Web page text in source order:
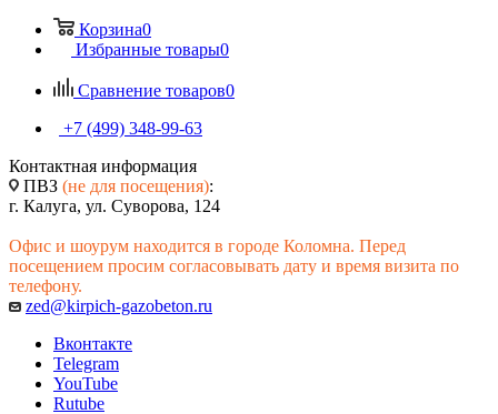
Корзина0
Избранные товары0
Сравнение товаров0
+7 (499) 348-99-63
Контактная информация
ПВЗ (не для посещения):
г. Калуга, ул. Суворова, 124
Офис и шоурум находится в городе Коломна. Перед
посещением просим согласовывать дату и время визита по
телефону.
zed@kirpich-gazobeton.ru
Вконтакте
Telegram
YouTube
Rutube